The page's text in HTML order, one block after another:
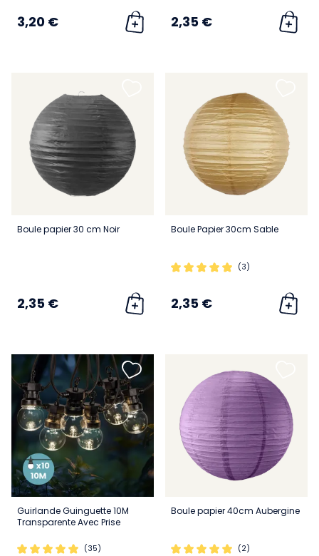
3,20 € 2,35 €
Boule papier 30 cm Noir
2,35 €
Boule Papier 30cm Sable
(3)
2,35 €
Guirlande Guinguette 10M
Transparente Avec Prise
(35)
Boule papier 40cm Aubergine
(2)